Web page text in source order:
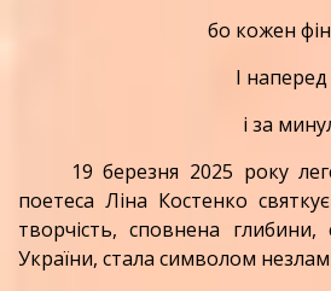
бо кожен
І
і за
19 березня 2025 року
поетеса Ліна Костенко
творчість, сповнена
України, стала символом